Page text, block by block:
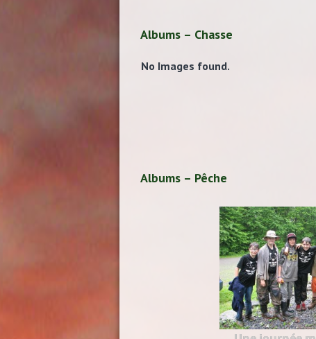
Albums – Chasse
No Images found.
Albums – Pêche